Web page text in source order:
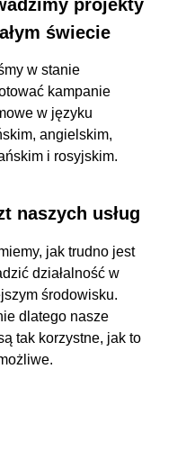
projekty
świecie
naszych usług
w stanie
kampanie
w języku
angielskim,
i rosyjskim.
jak trudno jest
działalność w
środowisku.
dlatego nasze
tak korzystne, jak to